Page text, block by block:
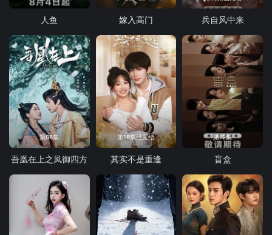
人鱼 嫁入高门 兵自风中来
第06集
吾凰在上之凤御四方
第16集已完结
其实不是重逢
第12集
盲盒